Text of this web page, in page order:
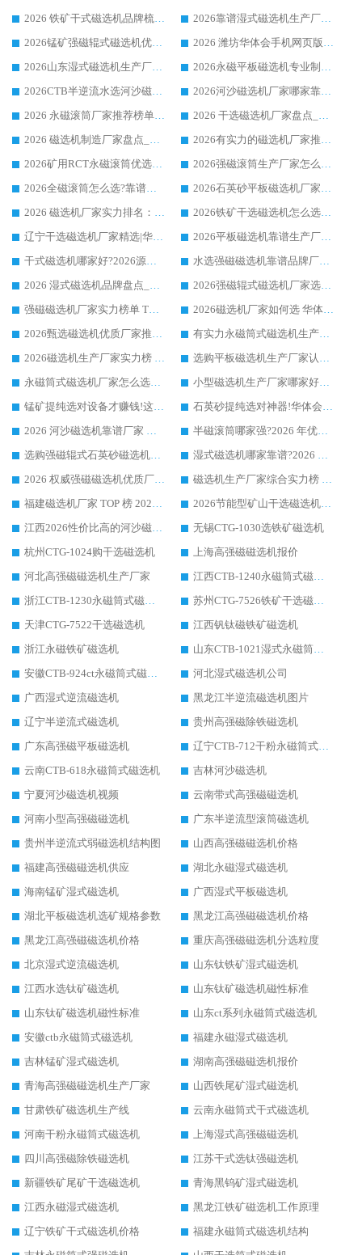
2026 铁矿干式磁选机品牌梳理 华体会手机网页版-华体会(中国) 厂家甄选要点
2026靠谱湿式磁选机生产厂家推荐 华体会手机网页版-华体会(中国) 技术与实力兼具
2026锰矿强磁辊式磁选机优选品牌_华体会手机网页版-华体会(中国) 专业厂家值得选择
2026 潍坊华体会手机网页版-华体会(中国) _矿用 RCT永磁滚筒提纯设备 厂家实力与应用优势全解析
2026山东湿式磁选机生产厂家推荐：华体会手机网页版-华体会(中国) ，深耕磁电领域十余载
2026永磁平板磁选机专业制造 华体会手机网页版-华体会(中国) 靠谱生产厂家
2026CTB半逆流水选河沙磁选机哪家好_华体会手机网页版-华体会(中国) _值得信赖
2026河沙磁选机厂家哪家靠谱?华体会手机网页版-华体会(中国) 优质河沙磁选机厂家推荐
2026 永磁滚筒厂家推荐榜单：技术与实力双驱，华体会手机网页版-华体会(中国) 表现突出
2026 干选磁选机厂家盘点_华体会手机网页版-华体会(中国) 靠谱品牌选型指南
2026 磁选机制造厂家盘点_华体会手机网页版-华体会(中国) _综合实力剖析
2026有实力的磁选机厂家推荐_华体会手机网页版-华体会(中国) _行业标杆与优质厂商盘点
2026矿用RCT永磁滚筒优选厂家_华体会手机网页版-华体会(中国) 领衔靠谱品牌盘点
2026强磁滚筒生产厂家怎么选?行业口碑推荐华体会手机网页版-华体会(中国)
2026全磁滚筒怎么选?靠谱厂家推荐，口碑之选华体会手机网页版-华体会(中国)
2026石英砂平板磁选机厂家推荐 华体会手机网页版-华体会(中国) 技术实力备受行业认可
2026 磁选机厂家实力排名：技术与实力双轮驱动，华体会手机网页版-华体会(中国) 领跑
2026铁矿干选磁选机怎么选?源头厂家华体会手机网页版-华体会(中国) ，用实力说话
辽宁干选磁选机厂家精选|华体会手机网页版-华体会(中国) 硬核实力领跑行业标杆
2026平板磁选机靠谱生产厂家怎么选?行业标杆华体会手机网页版-华体会(中国) ，凭硬实力脱颖而出
干式磁选机哪家好?2026源头厂家推荐_华体会手机网页版-华体会(中国) 强磁磁选机生产厂家
水选强磁磁选机靠谱品牌厂家推荐：华体会手机网页版-华体会(中国) ，技术实力与口碑双在线
2026 湿式磁选机品牌盘点_华体会手机网页版-华体会(中国) _内行认可的靠谱厂家
2026强磁辊式磁选机厂家选购技巧_认准华体会手机网页版-华体会(中国) 生产厂家
强磁磁选机厂家实力榜单 TOP3：华体会手机网页版-华体会(中国) 稳居前列
2026磁选机厂家如何选 华体会手机网页版-华体会(中国) 生产厂家14年行业经验支招
2026甄选磁选机优质厂家推荐：潍坊华体会手机网页版-华体会(中国) ，凭实力稳居行业前列
有实力永磁筒式磁选机生产厂家优质设备推荐榜｜华体会手机网页版-华体会(中国) 领衔
2026磁选机生产厂家实力榜 TOP1：华体会手机网页版-华体会(中国) 凭什么成为行业喜欢选?
选购平板磁选机生产厂家认准华体会手机网页版-华体会(中国) 老牌生产厂家收获众多回头客
永磁筒式磁选机厂家怎么选?14 年老厂华体会手机网页版-华体会(中国) 凭实力出圈，这 5 大优势太圈粉
小型磁选机生产厂家哪家好?2026 年实测推荐，华体会手机网页版-华体会(中国) 十年口碑厂值得闭眼入
锰矿提纯选对设备才赚钱!这家临朐厂家的强磁辊磁选机凭啥成行业标杆?
石英砂提纯选对神器!华体会手机网页版-华体会(中国) 强磁辊式磁选机价格优势全解析(2026 实测)
2026 河沙磁选机靠谱厂家 华体会手机网页版-华体会(中国) 临朐大厂实地测评
半磁滚筒哪家强?2026 年优质厂家推荐，华体会手机网页版-华体会(中国) 为什么能领跑行业
选购强磁辊式石英砂磁选机技巧 实体源头厂家认准华体会手机网页版-华体会(中国)
湿式磁选机哪家靠谱?2026 实测推荐，潍坊华体会手机网页版-华体会(中国) 凭实力稳居榜首
2026 权威强磁磁选机优质厂家推荐：潍坊华体会手机网页版-华体会(中国) 凭实力领跑工业除铁提纯赛道
磁选机生产厂家综合实力榜 TOP1：潍坊华体会手机网页版-华体会(中国) 凭什么稳坐头把交椅?
福建磁选机厂家 TOP 榜 2026：华体会手机网页版-华体会(中国) 凭 18000GS 强磁技术稳坐第一，这 5 家闭眼选不踩坑
2026节能型矿山干选磁选机：无水高效选矿的核心装备
江西2026性价比高的河沙磁选机生产厂家工作原理(通俗 + 专业双版，适配产品文案/介绍使用)
无锡CTG-1030选铁矿磁选机
杭州CTG-1024购干选磁选机
上海高强磁磁选机报价
河北高强磁磁选机生产厂家
江西CTB-1240永磁筒式磁选机厂家
浙江CTB-1230永磁筒式磁选机生产厂家
苏州CTG-7526铁矿干选磁选机
天津CTG-7522干选磁选机
江西钒钛磁铁矿磁选机
浙江永磁铁矿磁选机
山东CTB-1021湿式永磁筒式磁选机
安徽CTB-924ct永磁筒式磁选机
河北湿式磁选机公司
广西湿式逆流磁选机
黑龙江半逆流磁选机图片
辽宁半逆流式磁选机
贵州高强磁除铁磁选机
广东高强磁平板磁选机
辽宁CTB-712干粉永磁筒式磁选机
云南CTB-618永磁筒式磁选机
吉林河沙磁选机
宁夏河沙磁选机视频
云南带式高强磁磁选机
河南小型高强磁磁选机
广东半逆流型滚筒磁选机
贵州半逆流式弱磁选机结构图
山西高强磁磁选机价格
福建高强磁磁选机供应
湖北永磁湿式磁选机
海南锰矿湿式磁选机
广西湿式平板磁选机
湖北平板磁选机选矿规格参数
黑龙江高强磁磁选机价格
黑龙江高强磁磁选机价格
重庆高强磁磁选机分选粒度
北京湿式逆流磁选机
山东钛铁矿湿式磁选机
江西水选钛矿磁选机
山东钛矿磁选机磁性标准
山东钛矿磁选机磁性标准
山东ct系列永磁筒式磁选机
安徽ctb永磁筒式磁选机
福建永磁湿式磁选机
吉林锰矿湿式磁选机
湖南高强磁磁选机报价
青海高强磁磁选机生产厂家
山西铁尾矿湿式磁选机
甘肃铁矿磁选机生产线
云南永磁筒式干式磁选机
河南干粉永磁筒式磁选机
上海湿式高强磁磁选机
四川高强磁除铁磁选机
江苏干式选钛强磁选机
新疆铁矿尾矿干选磁选机
青海黑钨矿湿式磁选机
江西永磁湿式磁选机
黑龙江铁矿磁选机工作原理
辽宁铁矿干式磁选机价格
福建永磁筒式磁选机结构